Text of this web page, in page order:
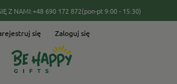
Z NAMI:+48 690 172 872(pon-pt 9:00 - 15:30)
się Zaloguj się